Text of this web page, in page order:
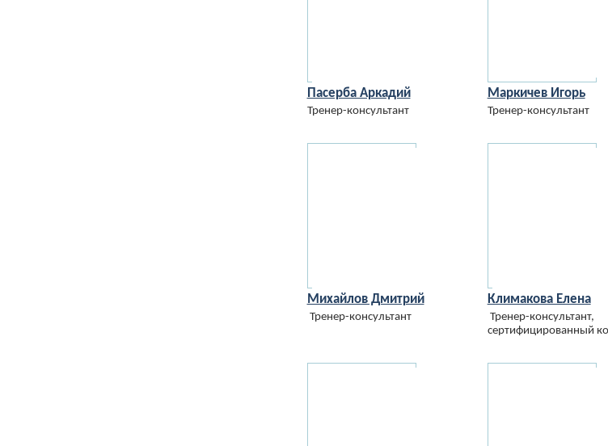
Пасерба Аркадий
Тренер-консультант
Маркичев Игорь
Тренер-консультант
Михайлов Дмитрий
Тренер-консультант
Климакова Елена
Тренер-консультант,
сертифицированный